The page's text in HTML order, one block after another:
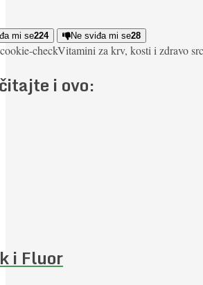
mi se224 Ne sviđa mi se28
cookie-checkVitamini za krv, kosti i zdravo
i ovo:
i Fluor